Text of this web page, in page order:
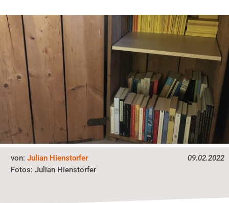
09.02.2022
von:Julian Hienstorfer
Fotos:Julian Hienstorfer